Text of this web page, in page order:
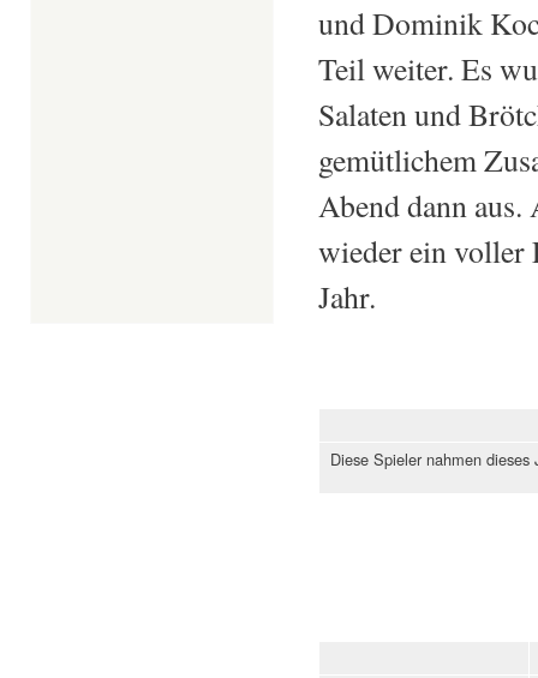
und Dominik
Teil weiter. Es
Salaten und
gemütlichem
Abend dann aus.
wieder ein voller
Jahr.
Diese Spieler nahmen